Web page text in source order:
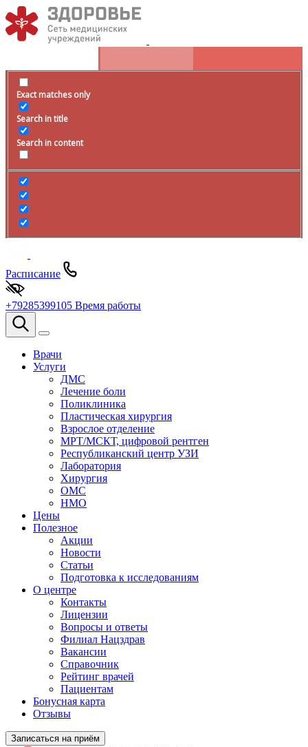
Exact matches only
Search in title
Search in content
Расписание
+79285399105 Время работы
Врачи
Услуги
ДМС
Лечение боли
Поликлиника
Пластическая хирургия
Взрослое отделение
МРТ/МСКТ, цифровой рентген
Республиканский центр УЗИ
Лаборатория
Хирургия
ОМС
НМО
Цены
Полезное
Акции
Новости
Статьи
Подготовка к исследованиям
О центре
Контакты
Лицензии
Вопросы и ответы
Филиал Нацздрав
Вакансии
Справочник
Рейтинг врачей
Пациентам
Бонусная карта
Отзывы
Записаться на приём